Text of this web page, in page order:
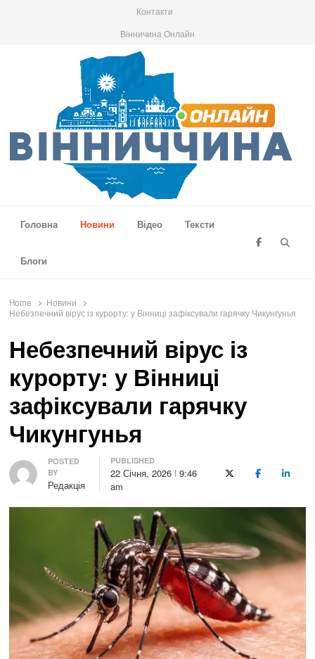
Контакти
Вінничина Онлайн
Головна
Новини Відео Тексти
Блоги
Home
Новини
Небезпечний вірус із курорту: у Вінниці зафіксували гарячку Чикунгунья
Небезпечний вірус із
курорту: у Вінниці
зафіксували гарячку
Чикунгунья
Author
POSTED
BY
Редакція
PUBLISHED
22 Січня, 2026 9:46
am
X (Twitter)Facebook